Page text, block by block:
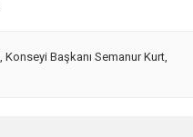
Konseyi Başkanı Semanur Kurt